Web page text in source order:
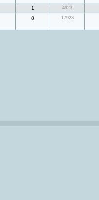
1 4923
8 17923